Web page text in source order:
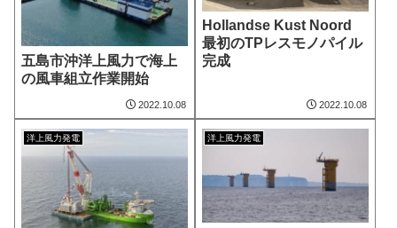
五島市沖洋上風力で海上
の風車組立作業開始
2022.10.08
Hollandse Kust Noord
最初のTPレスモノパイル
完成
2022.10.08
洋上風力発電 洋上風力発電